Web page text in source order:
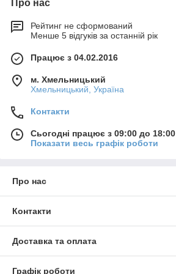
Про нас
Рейтинг не сформований
Менше 5 відгуків за останній рік
Працює з 04.02.2016
м. Хмельницький
Хмельницький, Україна
Контакти
Сьогодні працює з 09:00 до 18:00
Показати весь графік роботи
Про нас
Контакти
Доставка та оплата
Графік роботи